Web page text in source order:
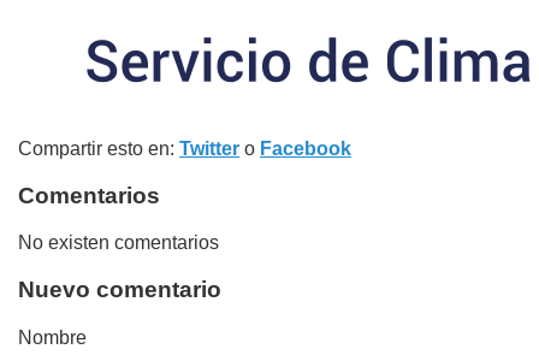
Compartir esto en: Twitter o Facebook
Comentarios
No existen comentarios
Nuevo comentario
Nombre